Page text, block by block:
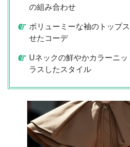
の組み合わせ
ボリューミーな袖のトップ
せたコーデ
Uネックの鮮やかカラーニ
ラスしたスタイル